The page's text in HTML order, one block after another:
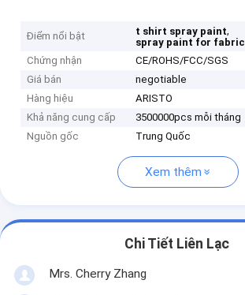
Điểm nổi bật t shirt spray paint,
spray paint for fabric
Chứng nhận
CE/ROHS/FCC/SGS
Giá bán
negotiable
Hàng hiệu
ARISTO
Khả năng cung cấp
3500000pcs mỗi tháng
Nguồn gốc
Trung Quốc
Xem thêm
Chi Tiết Liên Lạc
Mrs. Cherry Zhang